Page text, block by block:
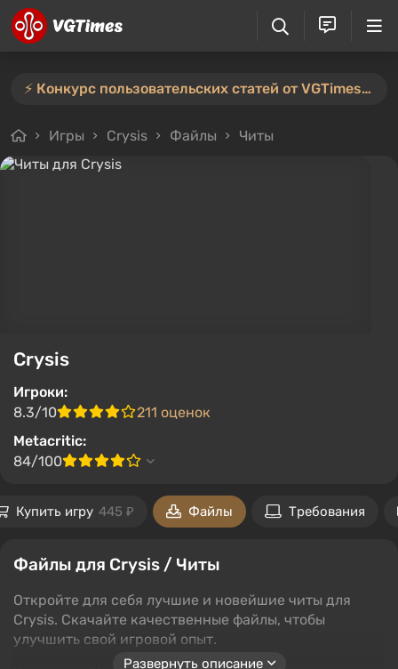
⚡️ Конкурс пользовательских статей от VGTimes продлён — участвуйте тут ⚡️
Игры Crysis Файлы Читы
Crysis
Игроки:
8.3/10
211 оценок
Metacritic:
84/100
Купить игру 445 ₽ Файлы Требования
Файлы для Crysis / Читы
Откройте для себя лучшие и новейшие читы для
Crysis. Скачайте качественные файлы, чтобы
улучшить свой игровой опыт.
Развернуть описание